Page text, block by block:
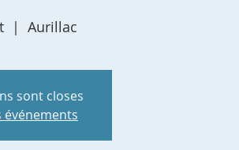
  |
Aurillac
sont closes